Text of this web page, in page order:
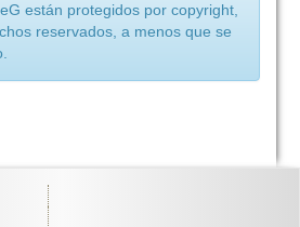
están protegidos por copyright,
reservados, a menos que se